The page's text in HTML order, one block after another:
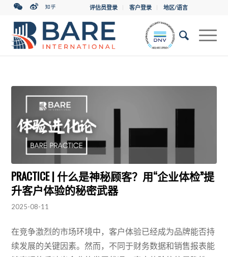
评估员登录 客户登录 地区/语言
PRACTICE | 什么是神秘顾客？用“企业体检”提
升客户体验的秘密武器
2025-08-11
在竞争激烈的市场环境中，客户体验已经成为品牌能否持
续发展的关键因素。然而，不同于财务数据和销售报表能